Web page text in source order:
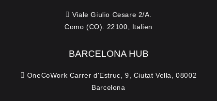
Viale Giulio Cesare 2/A.
Como (CO). 22100, Italien
BARCELONA HUB
OneCoWork Carrer d'Estruc, 9, Ciutat Vella, 08002
Barcelona